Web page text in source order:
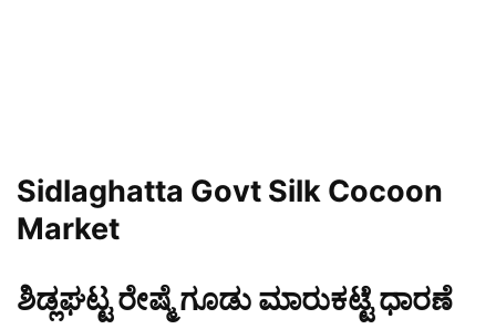
Sidlaghatta Govt Silk Cocoon
Market
ಶಿಡ್ಲಘಟ್ಟ ರೇಷ್ಮೆ ಗೂಡು ಮಾರುಕಟ್ಟೆ ಧಾರಣೆ